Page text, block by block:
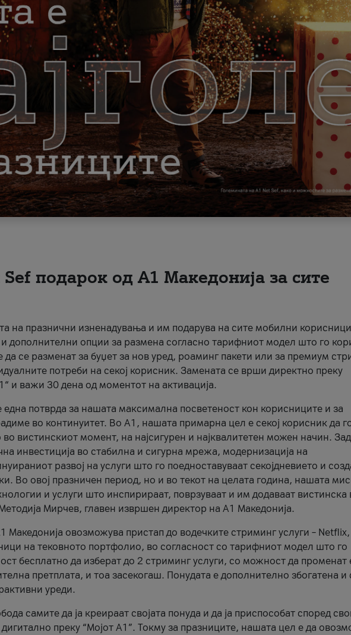
подарок од А1 Македонија за сите
на празнични изненадувања и им подарува на сите мобилни
и дополнителни опции за размена согласно тарифниот модел што го
се разменат за буџет за нов уред, роаминг пакети или за премиум
потреби на секој корисник. Замената се врши директно преку
и важи 30 дена од моментот на активација.
една потврда за нашата максимална посветеност кон корисниците и за
во континуитет. Во А1, нашата примарна цел е секој корисник да
вистинскиот момент, на најсигурен и најквалитетен можен начин.
инвестиција во стабилна и сигурна мрежа, модернизација на
развој на услуги што го поедноставуваат секојдневието и
Во овој празничен период, но и во текот на целата година, нашата
и услуги што инспирираат, поврзуваат и им додаваат вистинска
Мирчев, главен извршен директор на А1 Македонија.
Македонија овозможува пристап до водечките стриминг услуги –
на тековното портфолио, во согласност со тарифниот модел што го
бесплатно да изберат до 2 стриминг услуги, со можност да променат
претплата, и тоа засекогаш. Понудата е дополнително збогатена и
уреди.
самите да ја креираат својата понуда и да ја приспособат според
преку “Мојот А1”. Токму за празниците, нашата цел е да